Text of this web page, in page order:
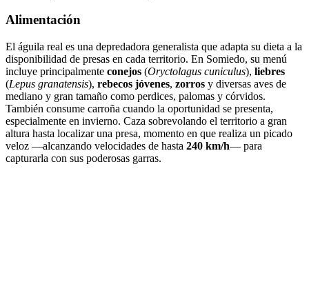
Alimentación
El águila real es una depredadora generalista que adapta su dieta a la
disponibilidad de presas en cada territorio. En Somiedo, su menú
incluye principalmente conejos (Oryctolagus cuniculus), liebres
(Lepus granatensis), rebecos jóvenes, zorros y diversas aves de
mediano y gran tamaño como perdices, palomas y córvidos.
También consume carroña cuando la oportunidad se presenta,
especialmente en invierno. Caza sobrevolando el territorio a gran
altura hasta localizar una presa, momento en que realiza un picado
veloz —alcanzando velocidades de hasta 240 km/h— para
capturarla con sus poderosas garras.